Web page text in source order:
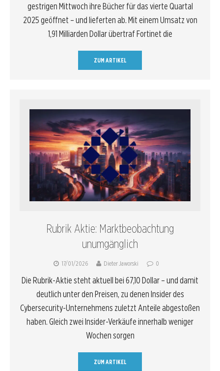
gestrigen Mittwoch ihre Bücher für das vierte Quartal
2025 geöffnet – und lieferten ab. Mit einem Umsatz von
1,91 Milliarden Dollar übertraf Fortinet die
ZUM ARTIKEL
Rubrik Aktie: Marktbeobachtung
unumgänglich
17/01/2026 Dieter Jaworski 0
Die Rubrik-Aktie steht aktuell bei 67,10 Dollar – und damit
deutlich unter den Preisen, zu denen Insider des
Cybersecurity-Unternehmens zuletzt Anteile abgestoßen
haben. Gleich zwei Insider-Verkäufe innerhalb weniger
Wochen sorgen
ZUM ARTIKEL